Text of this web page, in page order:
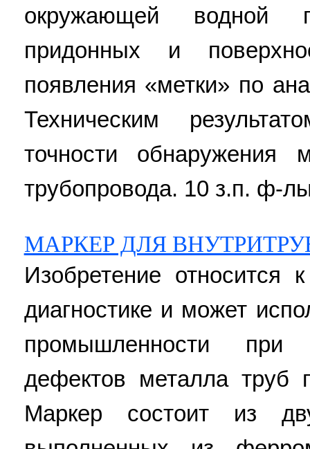
окружающей водной
придонных и
появления «метки» по
Техническим
точности обнаружения
трубопровода. 10 з.п. ф-
МАРКЕР ДЛЯ
Изобретение относится
диагностике и может
промышленности при
дефектов металла труб
Маркер состоит из